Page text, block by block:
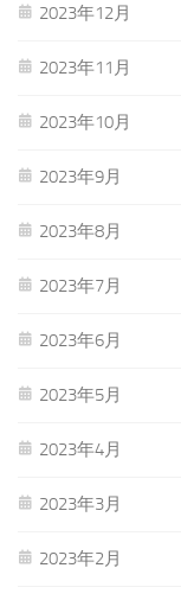
2023年12月
2023年11月
2023年10月
2023年9月
2023年8月
2023年7月
2023年6月
2023年5月
2023年4月
2023年3月
2023年2月